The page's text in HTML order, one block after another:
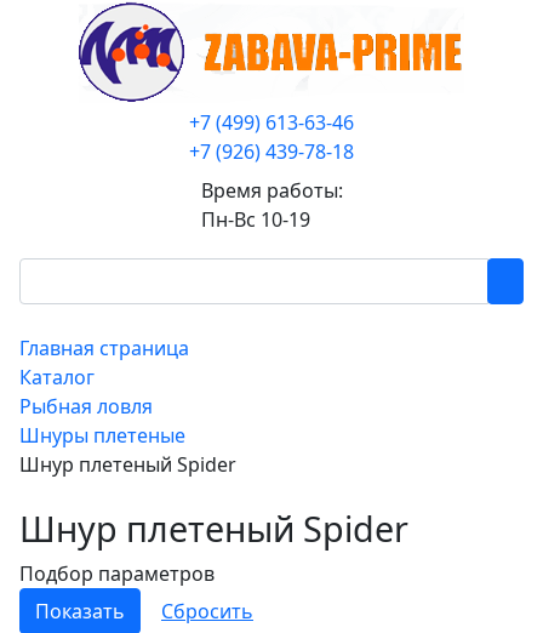
+7 (499) 613-63-46
+7 (926) 439-78-18
Время работы:
Пн-Вс 10-19
Главная страница
Каталог
Рыбная ловля
Шнуры плетеные
Шнур плетеный Spider
Шнур плетеный Spider
Подбор параметров